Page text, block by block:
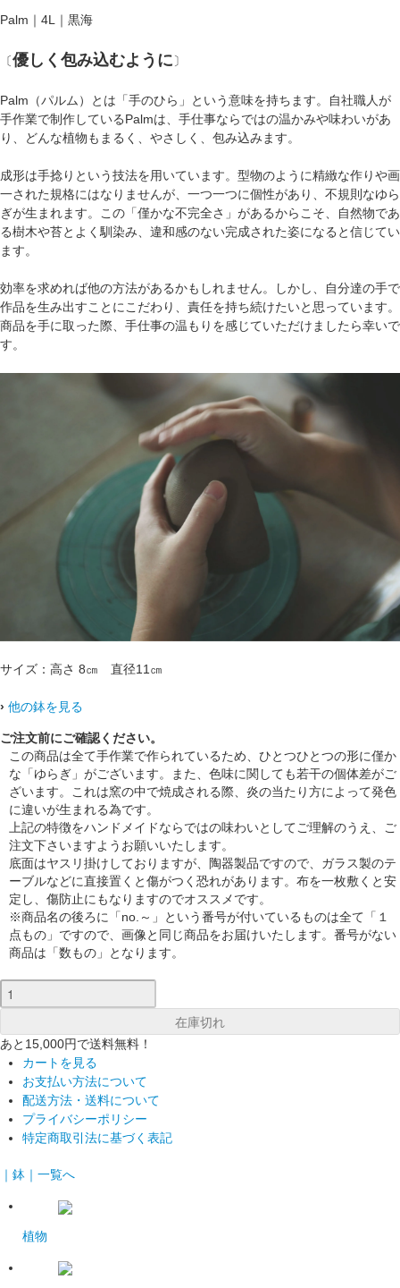
Palm｜4L｜黒海
〔優しく包み込むように〕
Palm（パルム）とは「手のひら」という意味を持ちます。自社職人が
手作業で制作しているPalmは、手仕事ならではの温かみや味わいがあ
り、どんな植物もまるく、やさしく、包み込みます。
成形は手捻りという技法を用いています。型物のように精緻な作りや画
一された規格にはなりませんが、一つ一つに個性があり、不規則なゆら
ぎが生まれます。この「僅かな不完全さ」があるからこそ、自然物であ
る樹木や苔とよく馴染み、違和感のない完成された姿になると信じてい
ます。
効率を求めれば他の方法があるかもしれません。しかし、自分達の手で
作品を生み出すことにこだわり、責任を持ち続けたいと思っています。
商品を手に取った際、手仕事の温もりを感じていただけましたら幸いで
す。
サイズ：高さ 8㎝ 直径11㎝
› 他の鉢を見る
ご注文前にご確認ください。
この商品は全て手作業で作られているため、ひとつひとつの形に僅か
な「ゆらぎ」がございます。また、色味に関しても若干の個体差がご
ざいます。これは窯の中で焼成される際、炎の当たり方によって発色
に違いが生まれる為です。
上記の特徴をハンドメイドならではの味わいとしてご理解のうえ、ご
注文下さいますようお願いいたします。
底面はヤスリ掛けしておりますが、陶器製品ですので、ガラス製のテ
ーブルなどに直接置くと傷がつく恐れがあります。布を一枚敷くと安
定し、傷防止にもなりますのでオススメです。
※商品名の後ろに「no.～」という番号が付いているものは全て「１
点もの」ですので、画像と同じ商品をお届けいたします。番号がない
商品は「数もの」となります。
あと15,000円で送料無料！
カートを見る
お支払い方法について
配送方法・送料について
プライバシーポリシー
特定商取引法に基づく表記
｜鉢｜一覧へ
植物